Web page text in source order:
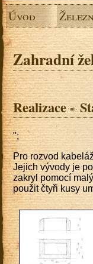
Úvod
Zahradní
Realizace
";
Pro rozvod
Jejich vývody je
zakryl pomocí
použit čtyři kusy